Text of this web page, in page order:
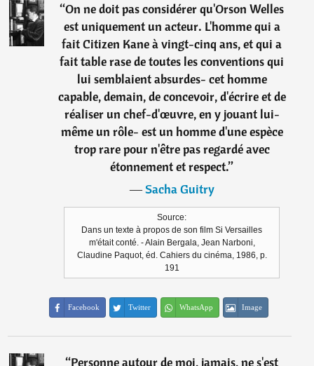
“On ne doit pas considérer qu'Orson Welles
est uniquement un acteur. L'homme qui a
fait Citizen Kane à vingt-cinq ans, et qui a
fait table rase de toutes les conventions qui
lui semblaient absurdes- cet homme
capable, demain, de concevoir, d'écrire et de
réaliser un chef-d'œuvre, en y jouant lui-
même un rôle- est un homme d'une espèce
trop rare pour n'être pas regardé avec
étonnement et respect.”
―Sacha Guitry
Source:
Dans un texte à propos de son film Si Versailles
m'était conté. - Alain Bergala, Jean Narboni,
Claudine Paquot, éd. Cahiers du cinéma, 1986, p.
191
Facebook Twitter WhatsApp Image
“Personne autour de moi, jamais, ne s'est